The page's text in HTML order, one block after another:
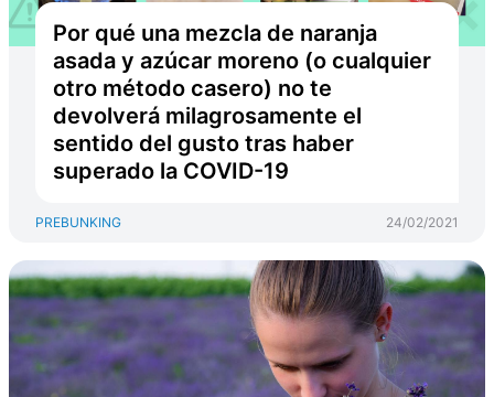
Por qué una mezcla de naranja
asada y azúcar moreno (o cualquier
otro método casero) no te
devolverá milagrosamente el
sentido del gusto tras haber
superado la COVID-19
PREBUNKING 24/02/2021